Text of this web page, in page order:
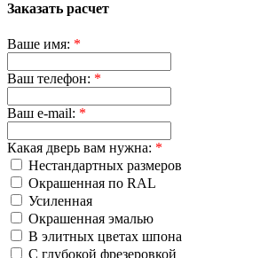
Заказать расчет
Ваше имя: *
Ваш телефон: *
Ваш e-mail: *
Какая дверь вам нужна: *
Нестандартных размеров
Окрашенная по RAL
Усиленная
Окрашенная эмалью
В элитных цветах шпона
С глубокой фрезеровкой